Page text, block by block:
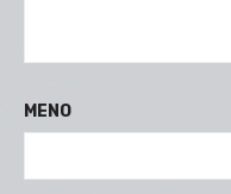
MENO